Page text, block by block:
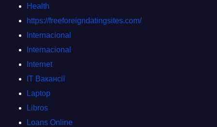
Health
https://freeforeigndatingsites.com/
Internacional
Internacional
Internet
IT Вакансії
Laptop
Libros
Loans Online